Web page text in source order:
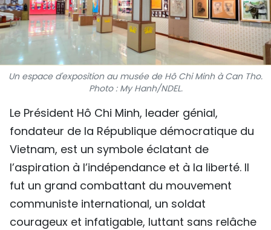
VIDÉO
À PROPOS DU "PEUPLE"
TIẾNG VIỆT
ENGLISH
中文
РУССКИЙ
ESPAÑOL
Un espace d'exposition au musée de Hô Chi Minh à Can Tho.
Photo : My Hanh/NDEL.
Le Président Hô Chi Minh, leader génial,
fondateur de la République démocratique du
Vietnam, est un symbole éclatant de
l’aspiration à l’indépendance et à la liberté. Il
fut un grand combattant du mouvement
communiste international, un soldat
courageux et infatigable, luttant sans relâche